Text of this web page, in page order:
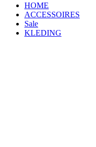
HOME
ACCESSOIRES
Sale
KLEDING